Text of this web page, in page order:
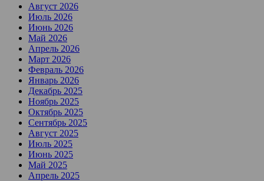
Август 2026
Июль 2026
Июнь 2026
Май 2026
Апрель 2026
Март 2026
Февраль 2026
Январь 2026
Декабрь 2025
Ноябрь 2025
Октябрь 2025
Сентябрь 2025
Август 2025
Июль 2025
Июнь 2025
Май 2025
Апрель 2025